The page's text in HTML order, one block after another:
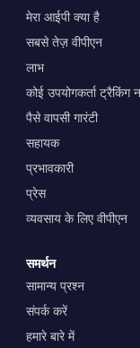
मेरा आईपी क्या है
सबसे तेज़ वीपीएन
लाभ
कोई उपयोगकर्ता ट्रैकिंग
पैसे वापसी गारंटी
सहायक
प्रभावकारी
प्रेस
व्यवसाय के लिए वीपीएन
समर्थन
सामान्य प्रश्न
संपर्क करें
हमारे बारे में